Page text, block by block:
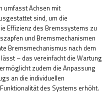
umfasst Achsen mit
sind, um die
Effizienz des Bremssystems zu
und Bremsmechanismen
Bremsmechanismus nach dem
– das vereinfacht die Wartung
zudem die Anpassung
an die individuellen
des Systems erhöht.